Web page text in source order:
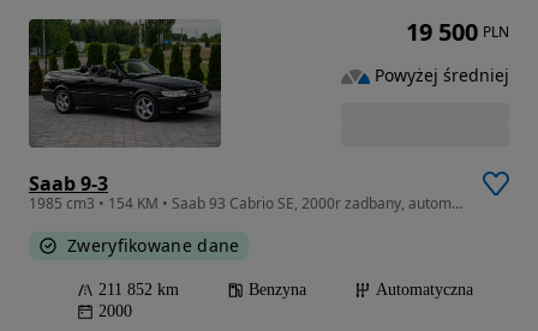
Saab 9-3
1985 cm3 • 154 KM • Saab 93 Cabrio SE, 2000r zadbany, automat, skóra, niski przebieg.
Zweryfikowane dane
211 852 km Benzyna
Automatyczna
2000
19 500 PLN
Powyżej średniej